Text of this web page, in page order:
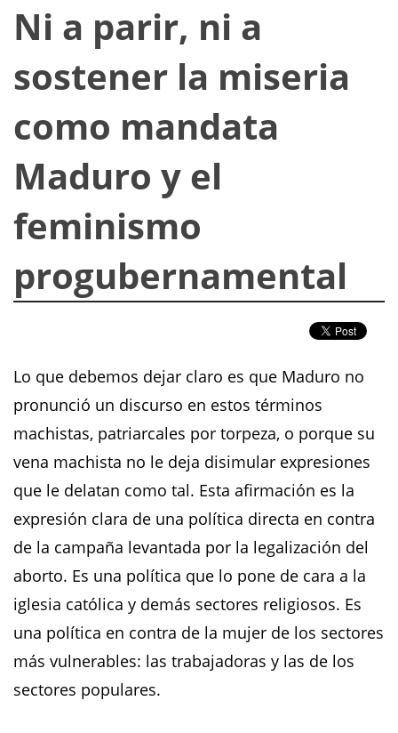
Ni a parir, ni a
sostener la miseria
como mandata
Maduro y el
feminismo
progubernamental
Lo que debemos dejar claro es que Maduro no
pronunció un discurso en estos términos
machistas, patriarcales por torpeza, o porque su
vena machista no le deja disimular expresiones
que le delatan como tal. Esta afirmación es la
expresión clara de una política directa en contra
de la campaña levantada por la legalización del
aborto. Es una política que lo pone de cara a la
iglesia católica y demás sectores religiosos. Es
una política en contra de la mujer de los sectores
más vulnerables: las trabajadoras y las de los
sectores populares.